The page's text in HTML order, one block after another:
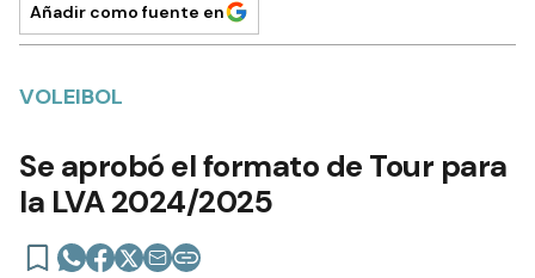
Añadir como fuente en
VOLEIBOL
Se aprobó el formato de Tour para
la LVA 2024/2025